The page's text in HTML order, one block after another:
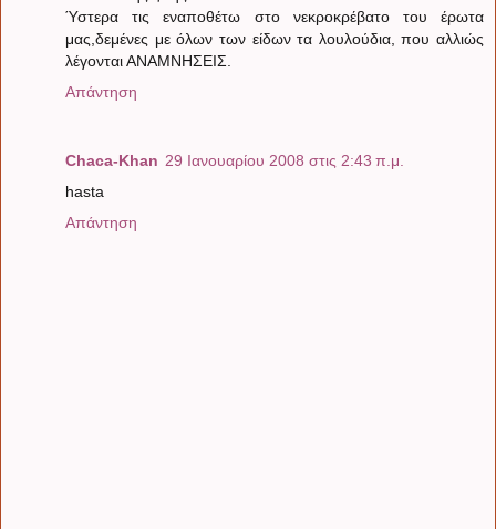
Ύστερα τις εναποθέτω στο νεκροκρέβατο του έρωτα
μας,δεμένες με όλων των είδων τα λουλούδια, που αλλιώς
λέγονται ΑΝΑΜΝΗΣΕΙΣ.
Απάντηση
Chaca-Khan 29 Ιανουαρίου 2008 στις 2:43 π.μ.
hasta
Απάντηση